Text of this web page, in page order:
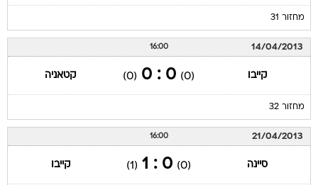
מחזור 31
14/04/2013
16:00
קייבו (0)
0 : 0
(0) קטאניה
מחזור 32
21/04/2013
16:00
סיינה (0)
0 : 1
(1) קייבו